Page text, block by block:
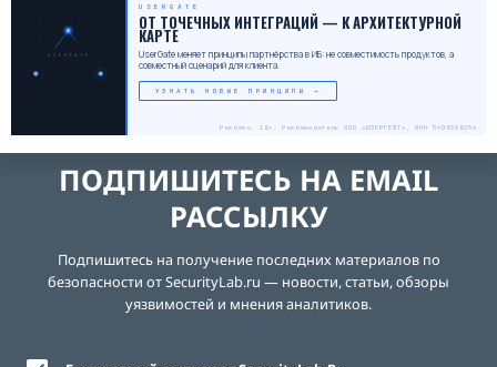
USERGATE
USERGATE
ОТ ТОЧЕЧНЫХ ИНТЕГРАЦИЙ — К АРХИТЕКТУРНОЙ
КАРТЕ
UserGate меняет принципы партнёрства в ИБ: не совместимость продуктов, а
совместный сценарий для клиента.
УЗНАТЬ НОВЫЕ ПРИНЦИПЫ →
Реклама. 18+. Рекламодатель ООО «ЮЗЕРГЕЙТ», ИНН 5408308256
ПОДПИШИТЕСЬ НА EMAIL
РАССЫЛКУ
Подпишитесь на получение последних материалов по
безопасности от SecurityLab.ru — новости, статьи, обзоры
уязвимостей и мнения аналитиков.